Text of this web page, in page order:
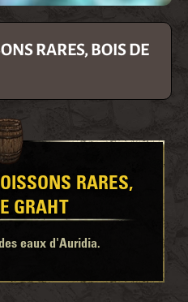
RARES, BOIS DE
RARES,
GRAHT
eaux d'Auridia.